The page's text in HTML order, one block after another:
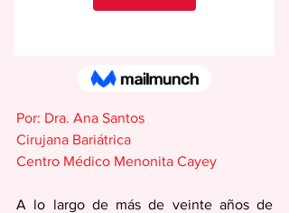
Por: Dra. Ana Santos
Cirujana Bariátrica
Centro Médico Menonita Cayey
A lo largo de más de veinte años de